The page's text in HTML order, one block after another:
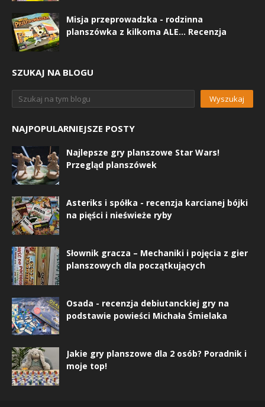
Misja przeprowadzka - rodzinna
planszówka z kilkoma ALE... Recenzja
SZUKAJ NA BLOGU
NAJPOPULARNIEJSZE POSTY
Najlepsze gry planszowe Star Wars!
Przegląd planszówek
Asteriks i spółka - recenzja karcianej bójki
na pięści i nieświeże ryby
Słownik gracza – Mechaniki i pojęcia z gier
planszowych dla początkujących
Osada - recenzja debiutanckiej gry na
podstawie powieści Michała Śmielaka
Jakie gry planszowe dla 2 osób? Poradnik i
moje top!